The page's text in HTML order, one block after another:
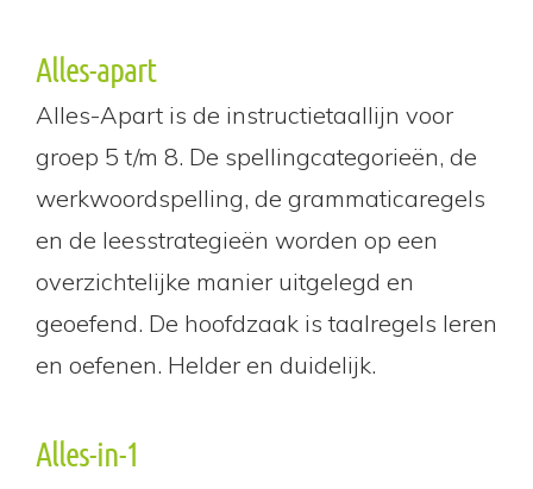
Alles-apart
Alles-Apart is de instructietaallijn voor
groep 5 t/m 8. De spellingcategorieën, de
werkwoordspelling, de grammaticaregels
en de leesstrategieën worden op een
overzichtelijke manier uitgelegd en
geoefend. De hoofdzaak is taalregels leren
en oefenen. Helder en duidelijk.
Alles-in-1